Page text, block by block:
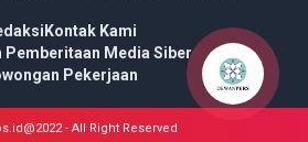
Kontak Kami
Pemberitaan Media Siber
Pekerjaan
- All Right Reserved